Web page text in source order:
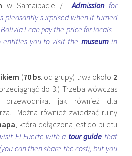
w Samaipacie /Admissionfor
pleasantly surprised when it turned
I can pay the price for locals –
entitles you to visit the museumin
(70 bs. od grupy) trwa około 2
do 3:) Trzeba wówczas
przewodnika, jak również dla
Można również zwiedzać ruiny
, która dołączona jest do biletu
El Fuerte with a tour guide that
can then share the cost), but you